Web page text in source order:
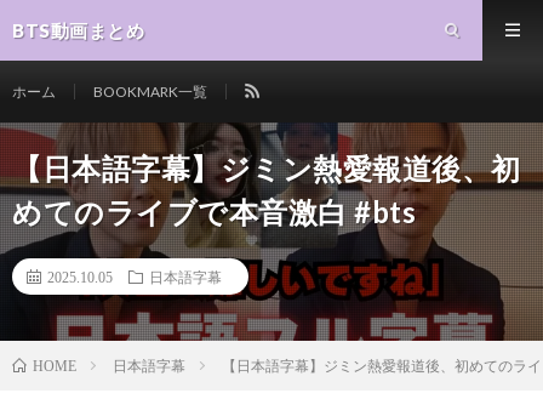
BTS動画まとめ
ホーム BOOKMARK一覧
【日本語字幕】ジミン熱愛報道後、初
めてのライブで本音激白 #bts
2025.10.05 日本語字幕
HOME 日本語字幕 【日本語字幕】ジミン熱愛報道後、初めてのラ